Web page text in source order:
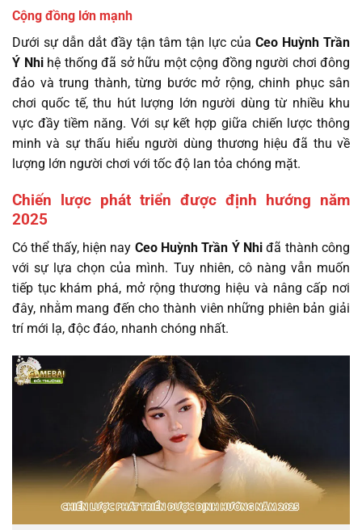
Cộng đồng lớn mạnh
Dưới sự dẫn dắt đầy tận tâm tận lực của Ceo Huỳnh Trần
Ý Nhihệ thống đã sở hữu một cộng đồng người chơi đông
đảo và trung thành, từng bước mở rộng, chinh phục sân
chơi quốc tế, thu hút lượng lớn người dùng từ nhiều khu
vực đầy tiềm năng. Với sự kết hợp giữa chiến lược thông
minh và sự thấu hiểu người dùng thương hiệu đã thu về
lượng lớn người chơi với tốc độ lan tỏa chóng mặt.
Chiến lược phát triển được định hướng năm
2025
Có thể thấy, hiện nay Ceo Huỳnh Trần Ý Nhi đã thành công
với sự lựa chọn của mình. Tuy nhiên, cô nàng vẫn muốn
tiếp tục khám phá, mở rộng thương hiệu và nâng cấp nơi
đây, nhằm mang đến cho thành viên những phiên bản giải
trí mới lạ, độc đáo, nhanh chóng nhất.